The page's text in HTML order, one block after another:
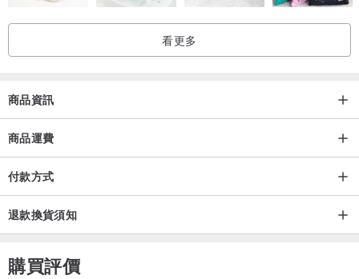
◎甚麼是《無垢工序與三不原則》？
十年來，一郎木創為了讓木頭能從樹到木再到材料與成品的過程都能
的無垢哲學。
◆我們把整棵原木進口回台灣，乾燥、切割、打磨、製作…都在台
以木材的「在地化」處理是讓木材使用壽命加長非常重要的過程。
吸。要做到這個堅持，沒有捷徑，只能按部就班：不斷多道細磨、再
看更多
商品資訊
商品運費
付款方式
退款換貨須知
購買評價